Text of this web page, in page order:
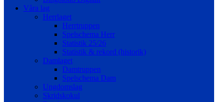
Våra lag
Herrlaget
Herrtruppen
Spelschema Herr
Statistik 25/26
Statistik & rekord (historik)
Damlaget
Damtruppen
Spelschema Dam
Ungdomslag
Skridskokul